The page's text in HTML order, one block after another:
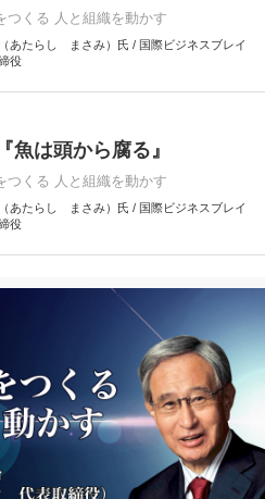
つくる 人と組織を動かす
あたらし まさみ）氏 / 国際ビジネスブレイ
役
は頭から腐る』
つくる 人と組織を動かす
あたらし まさみ）氏 / 国際ビジネスブレイ
役